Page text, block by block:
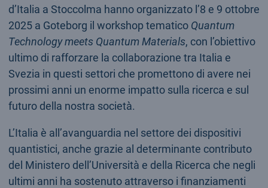
d’Italia a Stoccolma hanno organizzato l’8 e 9 ottobre
2025 a Goteborg il workshop tematico Quantum
Technology meets Quantum Materials, con l’obiettivo
ultimo di rafforzare la collaborazione tra Italia e
Svezia in questi settori che promettono di avere nei
prossimi anni un enorme impatto sulla ricerca e sul
futuro della nostra società.
L’Italia è all’avanguardia nel settore dei dispositivi
quantistici, anche grazie al determinante contributo
del Ministero dell’Università e della Ricerca che negli
ultimi anni ha sostenuto attraverso i finanziamenti